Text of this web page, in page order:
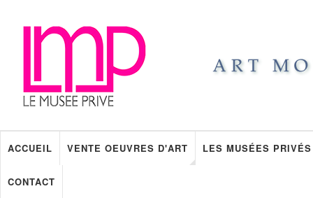
ACCUEIL VENTE OEUVRES D'ART LES MUSÉES PRIVÉS
CONTACT